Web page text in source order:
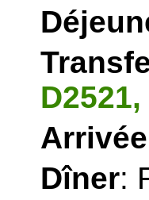
Arrivée
Dîner: